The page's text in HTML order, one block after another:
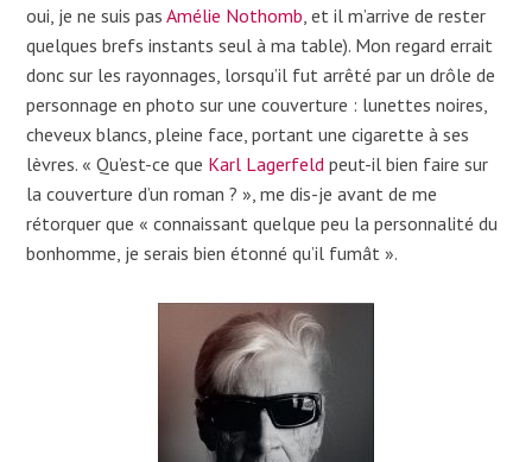
oui, je ne suis pasAmélie Nothomb, et il m’arrive de rester
quelques brefs instants seul à ma table). Mon regard errait
donc sur les rayonnages, lorsqu’il fut arrêté par un drôle de
personnage en photo sur une couverture : lunettes noires,
cheveux blancs, pleine face, portant une cigarette à ses
lèvres. « Qu’est-ce que Karl Lagerfeld peut-il bien faire sur
la couverture d’un roman ? », me dis-je avant de me
rétorquer que « connaissant quelque peu la personnalité du
bonhomme, je serais bien étonné qu’il fumât ».